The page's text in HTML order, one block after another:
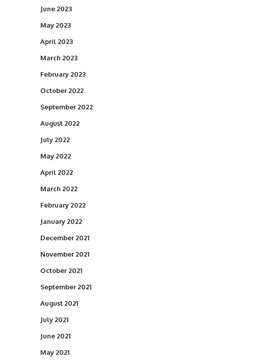
June 2023
May 2023
April 2023
March 2023
February 2023
October 2022
September 2022
August 2022
July 2022
May 2022
April 2022
March 2022
February 2022
January 2022
December 2021
November 2021
October 2021
September 2021
August 2021
July 2021
June 2021
May 2021